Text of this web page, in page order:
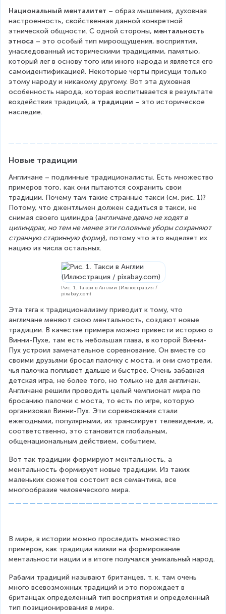
Национальный менталитет – образ мышления, духовная
настроенность, свойственная данной конкретной
этнической общности. С одной стороны, ментальность
этноса – это особый тип мироощущения, восприятия,
унаследованный историческими традициями, памятью,
который лег в основу того или иного народа и является его
самоидентификацией. Некоторые черты присущи только
этому народу и никакому другому. Вот эта духовная
особенность народа, которая воспитывается в результате
воздействия традиций, а традиции – это историческое
наследие.
Новые традиции
Англичане – подлинные традиционалисты. Есть множество
примеров того, как они пытаются сохранить свои
традиции. Почему там такие странные такси (см. рис. 1)?
Потому, что джентльмен должен садиться в такси, не
снимая своего цилиндра (англичане давно не ходят в
цилиндрах, но тем не менее эти головные уборы сохраняют
странную старинную форму), потому что это выделяет их
нацию из числа остальных.
Рис. 1. Такси в Англии (Иллюстрация /
pixabay.com)
Эта тяга к традиционализму приводит к тому, что
англичане меняют свою ментальность, создают новые
традиции. В качестве примера можно привести историю о
Винни-Пухе, там есть небольшая глава, в которой Винни-
Пух устроил замечательное соревнование. Он вместе со
своими друзьями бросал палочку с моста, и они смотрели,
чья палочка поплывет дальше и быстрее. Очень забавная
детская игра, не более того, но только не для англичан.
Англичане решили проводить целый чемпионат мира по
бросанию палочки с моста, то есть по игре, которую
организовал Винни-Пух. Эти соревнования стали
ежегодными, популярными, их транслирует телевидение, и,
соответственно, это становится глобальным,
общенациональным действием, событием.
Вот так традиции формируют ментальность, а
ментальность формирует новые традиции. Из таких
маленьких сюжетов состоит вся семантика, все
многообразие человеческого мира.
В мире, в истории можно проследить множество
примеров, как традиции влияли на формирование
ментальности нации и в итоге получался уникальный народ.
Рабами традиций называют британцев, т. к. там очень
много всевозможных традиций и это порождает в
британцах определенный тип восприятия и определенный
тип позиционирования в мире.